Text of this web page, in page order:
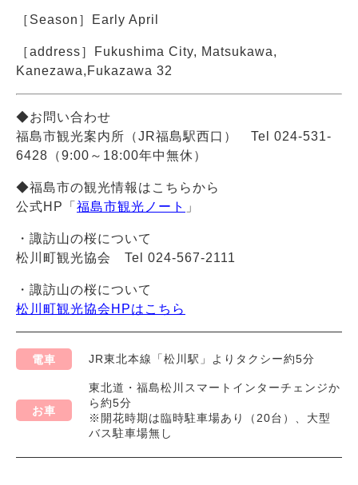
［Season］Early April
［address］Fukushima City, Matsukawa,
Kanezawa,Fukazawa 32
◆お問い合わせ
福島市観光案内所（JR福島駅西口） Tel 024-531-
6428（9:00～18:00年中無休）
◆福島市の観光情報はこちらから
公式HP「 福島市観光ノート 」
・諏訪山の桜について
松川町観光協会 Tel 024-567-2111
・諏訪山の桜について
松川町観光協会HPはこちら
電車 JR東北本線「松川駅」よりタクシー約5分
お車
東北道・福島松川スマートインターチェンジか
ら約5分
※開花時期は臨時駐車場あり（20台）、大型
バス駐車場無し